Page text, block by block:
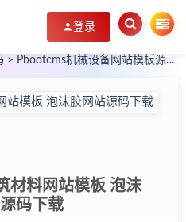
登录
> Pbootcms机械设备网站模板源码下载
材料网站模板 泡沫
码下载